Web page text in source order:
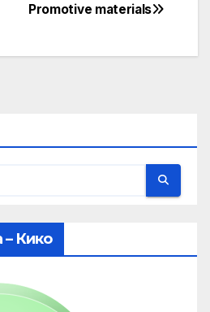
Promotive materials
– Кико